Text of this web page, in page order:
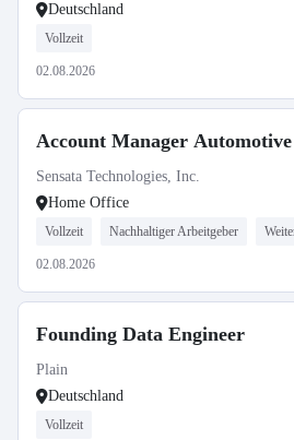
Deutschland
Vollzeit
02.08.2026
Account Manager Automotive
Sensata Technologies, Inc.
Home Office
Vollzeit Nachhaltiger Arbeitgeber
02.08.2026
Founding Data Engineer
Plain
Deutschland
Vollzeit